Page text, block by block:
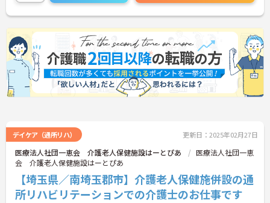
デイケア（通所リハ） 更新日：2025年02月27日
医療法人社団一恵会 介護老人保健施設はーとぴあ
医療法人社団一恵
会 介護老人保健施設はーとぴあ
【埼玉県／南埼玉郡市】介護老人保健施併設の通
所リハビリテーションでの介護士のお仕事です